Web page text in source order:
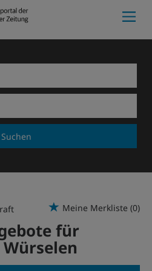
Suchen
Meine Merkliste (0)
für